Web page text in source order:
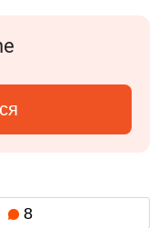
8